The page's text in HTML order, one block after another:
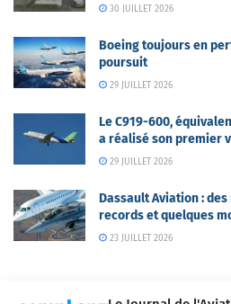
30 JUILLET 2026
Boeing toujours en
poursuit
29 JUILLET 2026
Le C919-600,
a réalisé son premier
29 JUILLET 2026
Dassault Aviation :
records et quelques
23 JUILLET 2026